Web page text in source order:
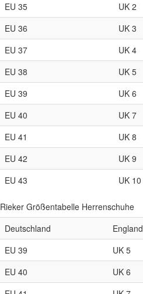
EU 35
UK 2
EU 36
UK 3
EU 37
UK 4
EU 38
UK 5
EU 39
UK 6
EU 40
UK 7
EU 41
UK 8
EU 42
UK 9
EU 43
UK 10
Rieker Größentabelle Herrenschuhe
Deutschland
England
EU 39
UK 5
EU 40
UK 6